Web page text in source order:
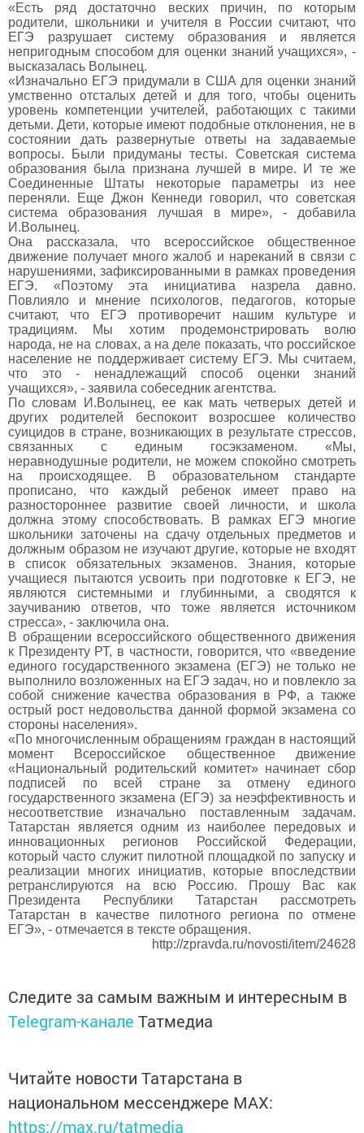
«Есть ряд достаточно веских причин, по которым
родители, школьники и учителя в России считают, что
ЕГЭ разрушает систему образования и является
непригодным способом для оценки знаний учащихся», -
высказалась Волынец.
«Изначально ЕГЭ придумали в США для оценки знаний
умственно отсталых детей и для того, чтобы оценить
уровень компетенции учителей, работающих с такими
детьми. Дети, которые имеют подобные отклонения, не в
состоянии дать развернутые ответы на задаваемые
вопросы. Были придуманы тесты. Советская система
образования была признана лучшей в мире. И те же
Соединенные Штаты некоторые параметры из нее
переняли. Еще Джон Кеннеди говорил, что советская
система образования лучшая в мире», - добавила
И.Волынец.
Она рассказала, что всероссийское общественное
движение получает много жалоб и нареканий в связи с
нарушениями, зафиксированными в рамках проведения
ЕГЭ. «Поэтому эта инициатива назрела давно.
Повлияло и мнение психологов, педагогов, которые
считают, что ЕГЭ противоречит нашим культуре и
традициям. Мы хотим продемонстрировать волю
народа, не на словах, а на деле показать, что российское
население не поддерживает систему ЕГЭ. Мы считаем,
что это - ненадлежащий способ оценки знаний
учащихся», - заявила собеседник агентства.
По словам И.Волынец, ее как мать четверых детей и
других родителей беспокоит возросшее количество
суицидов в стране, возникающих в результате стрессов,
связанных с единым госэкзаменом. «Мы,
неравнодушные родители, не можем спокойно смотреть
на происходящее. В образовательном стандарте
прописано, что каждый ребенок имеет право на
разностороннее развитие своей личности, и школа
должна этому способствовать. В рамках ЕГЭ многие
школьники заточены на сдачу отдельных предметов и
должным образом не изучают другие, которые не входят
в список обязательных экзаменов. Знания, которые
учащиеся пытаются усвоить при подготовке к ЕГЭ, не
являются системными и глубинными, а сводятся к
заучиванию ответов, что тоже является источником
стресса», - заключила она.
В обращении всероссийского общественного движения
к Президенту РТ, в частности, говорится, что «введение
единого государственного экзамена (ЕГЭ) не только не
выполнило возложенных на ЕГЭ задач, но и повлекло за
собой снижение качества образования в РФ, а также
острый рост недовольства данной формой экзамена со
стороны населения».
«По многочисленным обращениям граждан в настоящий
момент Всероссийское общественное движение
«Национальный родительский комитет» начинает сбор
подписей по всей стране за отмену единого
государственного экзамена (ЕГЭ) за неэффективность и
несоответствие изначально поставленным задачам.
Татарстан является одним из наиболее передовых и
инновационных регионов Российской Федерации,
который часто служит пилотной площадкой по запуску и
реализации многих инициатив, которые впоследствии
ретранслируются на всю Россию. Прошу Вас как
Президента Республики Татарстан рассмотреть
Татарстан в качестве пилотного региона по отмене
ЕГЭ», - отмечается в тексте обращения.
http://zpravda.ru/novosti/item/24628
Следите за самым важным и интересным в
Telegram-канале Татмедиа
Читайте новости Татарстана в
национальном мессенджере MАХ:
https://max.ru/tatmedia